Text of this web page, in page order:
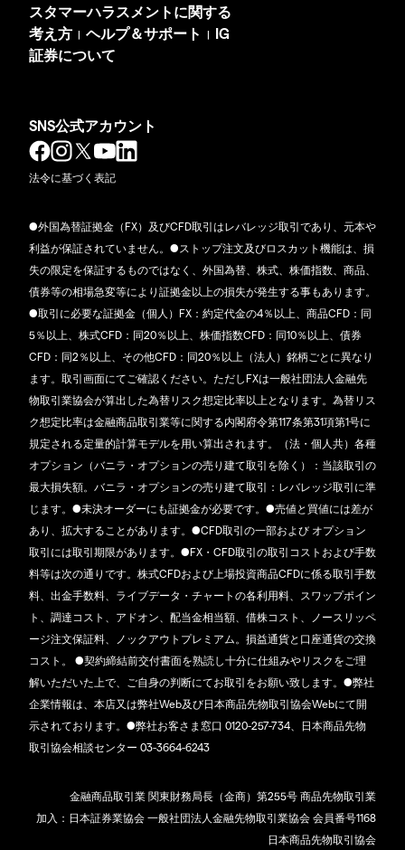
スタマーハラスメントに関する
考え方 | ヘルプ＆サポート | IG
証券について
SNS公式アカウント
法令に基づく表記
●外国為替証拠金（FX）及びCFD取引はレバレッジ取引であり、元本や
利益が保証されていません。●ストップ注文及びロスカット機能は、損
失の限定を保証するものではなく、外国為替、株式、株価指数、商品、
債券等の相場急変等により証拠金以上の損失が発生する事もあります。
●取引に必要な証拠金（個人）FX：約定代金の4％以上、商品CFD：同
5％以上、株式CFD：同20％以上、株価指数CFD：同10％以上、債券
CFD：同2％以上、その他CFD：同20％以上（法人）銘柄ごとに異なり
ます。取引画面にてご確認ください。ただしFXは一般社団法人金融先
物取引業協会が算出した為替リスク想定比率以上となります。為替リス
ク想定比率は金融商品取引業等に関する内閣府令第117条第31項第1号に
規定される定量的計算モデルを用い算出されます。（法・個人共）各種
オプション（バニラ・オプションの売り建て取引を除く）：当該取引の
最大損失額。バニラ・オプションの売り建て取引：レバレッジ取引に準
じます。●未決オーダーにも証拠金が必要です。●売値と買値には差が
あり、拡大することがあります。●CFD取引の一部および オプション
取引には取引期限があります。●FX・CFD取引の取引コストおよび手数
料等は次の通りです。株式CFDおよび上場投資商品CFDに係る取引手数
料、出金手数料、ライブデータ・チャートの各利用料、スワップポイン
ト、調達コスト、アドオン、配当金相当額、借株コスト、ノースリッペ
ージ注文保証料、ノックアウトプレミアム。損益通貨と口座通貨の交換
コスト。 ●契約締結前交付書面を熟読し十分に仕組みやリスクをご理
解いただいた上で、ご自身の判断にてお取引をお願い致します。●弊社
企業情報は、本店又は弊社Web及び日本商品先物取引協会Webにて開
示されております。●弊社お客さま窓口 0120-257-734、日本商品先物
取引協会相談センター 03-3664-6243
金融商品取引業 関東財務局長（金商）第255号 商品先物取引業
加入：日本証券業協会 一般社団法人金融先物取引業協会 会員番号1168
日本商品先物取引協会